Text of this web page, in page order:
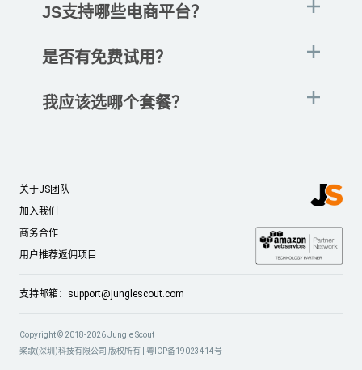
JS支持哪些电商平台？
是否有免费试用？
我应该选哪个套餐？
关于JS团队
加入我们
商务合作
用户推荐返佣项目
支持邮箱： support@junglescout.com
Copyright © 2018-2026 Jungle Scout
桨歌(深圳)科技有限公司 版权所有 | 粤ICP备19023414号